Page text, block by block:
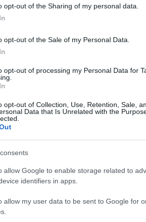
opt-out of the Sharing of my personal data.
opt-out of the Sale of my Personal Data.
opt-out of processing my Personal Data for
opt-out of Collection, Use, Retention, Sale,
Data that Is Unrelated with the
allow Google to enable storage related to
identifiers in apps.
allow my user data to be sent to Google for
Huckleberry Finn-előadásában.
szerepelt, többek között a
Emmy-díjjal jutalmazták az